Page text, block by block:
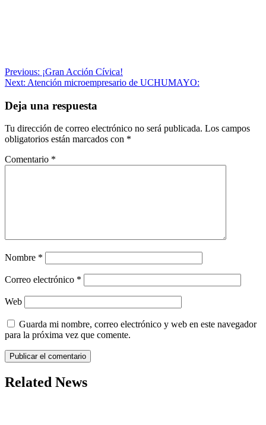
Navegación
de
entradas
Previous: ¡Gran Acción Cívica!
Next: Atención microempresario de UCHUMAYO:
Deja una respuesta
Tu dirección de correo electrónico no será publicada. Los campos
obligatorios están marcados con *
Comentario *
Nombre *
Correo electrónico *
Web
Guarda mi nombre, correo electrónico y web en este navegador
para la próxima vez que comente.
Related News